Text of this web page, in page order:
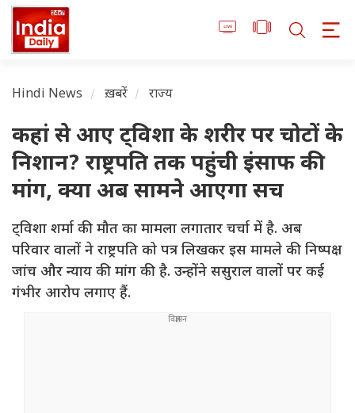
Hindi News ख़बरें राज्य
कहां से आए ट्विशा के शरीर पर चोटों के
निशान? राष्ट्रपति तक पहुंची इंसाफ की
मांग, क्या अब सामने आएगा सच
ट्विशा शर्मा की मौत का मामला लगातार चर्चा में है. अब
परिवार वालों ने राष्ट्रपति को पत्र लिखकर इस मामले की निष्पक्ष
जांच और न्याय की मांग की है. उन्होंने ससुराल वालों पर कई
गंभीर आरोप लगाए हैं.